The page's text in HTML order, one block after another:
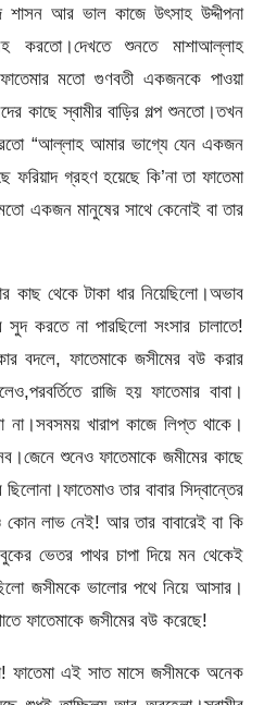
আর ভাল কাজে উৎসাহ উদ্দীপনা
করতো।দেখতে শুনতে মাশাআল্লাহ
মতো গুণবতী একজনকে পাওয়া
কাছে স্বামীর বাড়ির গল্প শুনতো।তখন
“আল্লাহ আমার ভাগ্যে যেন একজন
গ্রহণ হয়েছে কি’না তা ফাতেমা
একজন মানুষের সাথে কেনোই বা তার
কাছ থেকে টাকা ধার নিয়েছিলো।অভাব
সুদ করতে না পারছিলো সংসার চালাতে!
বদলে, ফাতেমাকে জসীমের বউ করার
রাজি হয় ফাতেমার বাবা।
না।সবসময় খারাপ কাজে লিপ্ত থাকে।
শুনেও ফাতেমাকে জমীমের কাছে
তার বাবার সিদ্বান্তের
লাভ নেই! আর তার বাবারেই বা কি
ভেতর পাথর চাপা দিয়ে মন থেকেই
জসীমকে ভালোর পথে নিয়ে আসার।
ফাতেমাকে জসীমের বউ করেছে!
ফাতেমা এই সাত মাসে জসীমকে অনেক